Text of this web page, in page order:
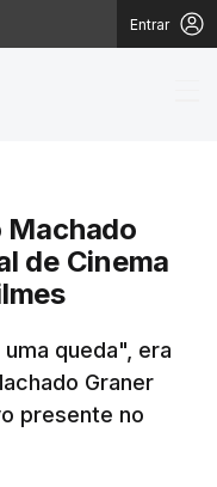
Entrar
Milo
de Cinema
queda", era
Graner
presente no